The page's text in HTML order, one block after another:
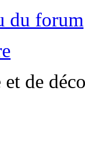
du forum
de